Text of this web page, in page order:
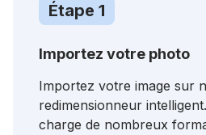
Étape 1
Importez votre photo
Importez votre image sur
redimensionneur
charge de nombreux